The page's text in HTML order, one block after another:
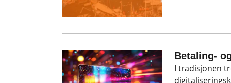
Betaling-
I tradisjonen